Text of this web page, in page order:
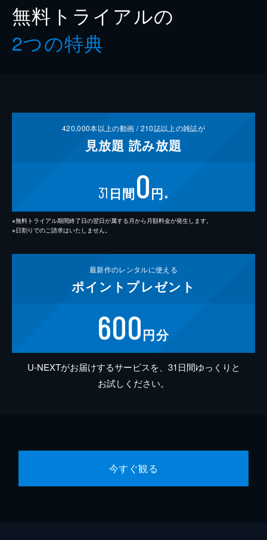
無料トライアルの
2つの特典
420,000本以上の動画 /210誌以上の雑誌が
見放題 読み放題
31 日間0円 ※
※無料トライアル期間終了日の翌日が属する月から月額料金が発生します。
※日割りでのご請求はいたしません。
最新作のレンタルに使える
ポイント プレゼント
600円分
U-NEXTがお届けするサービスを、31日間ゆっくりと
お試しください。
今すぐ観る